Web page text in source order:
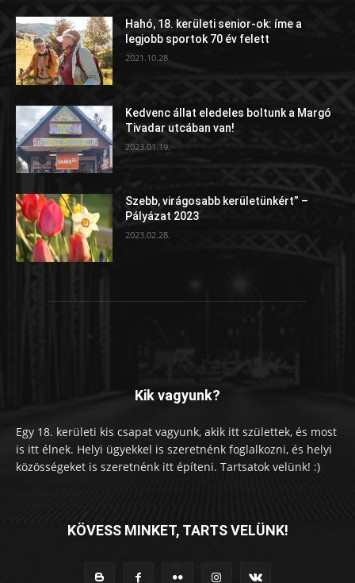
Hahó, 18. kerületi senior-ok: íme a
legjobb sportok 70 év felett
2021.10.28.
Kedvenc állat eledeles boltunk a Margó
Tivadar utcában van!
2023.01.19.
Szebb, virágosabb kerületünkért” –
Pályázat 2023
2023.02.28.
Kik vagyunk?
Egy 18. kerületi kis csapat vagyunk, akik itt születtek, és most
is itt élnek. Helyi ügyekkel is szeretnénk foglalkozni, és helyi
közösségeket is szeretnénk itt építeni. Tartsatok velünk! :)
KÖVESS MINKET, TARTS VELÜNK!